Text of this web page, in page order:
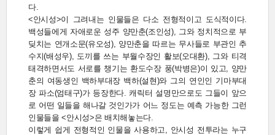
다.
<안시성>이 그려내는 인물들은 다소 전형적이고 도식적이다.
백성들에게 자애로운 성주 양만춘(조인성), 그와 정치적으로 부
딪치는 연개소문(유오성), 양만춘을 따르는 무사들로 부관인 추
수지(배성우), 도끼를 쓰는 부월수장인 활보(오대환), 그와 티격
태격하면서도 서로를 챙기는 환도수장 풍(박병은)이 있고, 양만
춘의 여동생인 백하부대장 백하(설현)와 그의 연인인 기마부대
장 파소(엄태구)가 등장한다. 캐릭터 설명만으로도 그들이 앞으
로 어떤 일들을 해나갈 것인가가 어느 정도는 예측 가능한 그런
인물들을 <안시성>은 배치해놓는다.
이렇게 쉽게 전형적인 인물을 사용하고, 안시성 전투라는 누구